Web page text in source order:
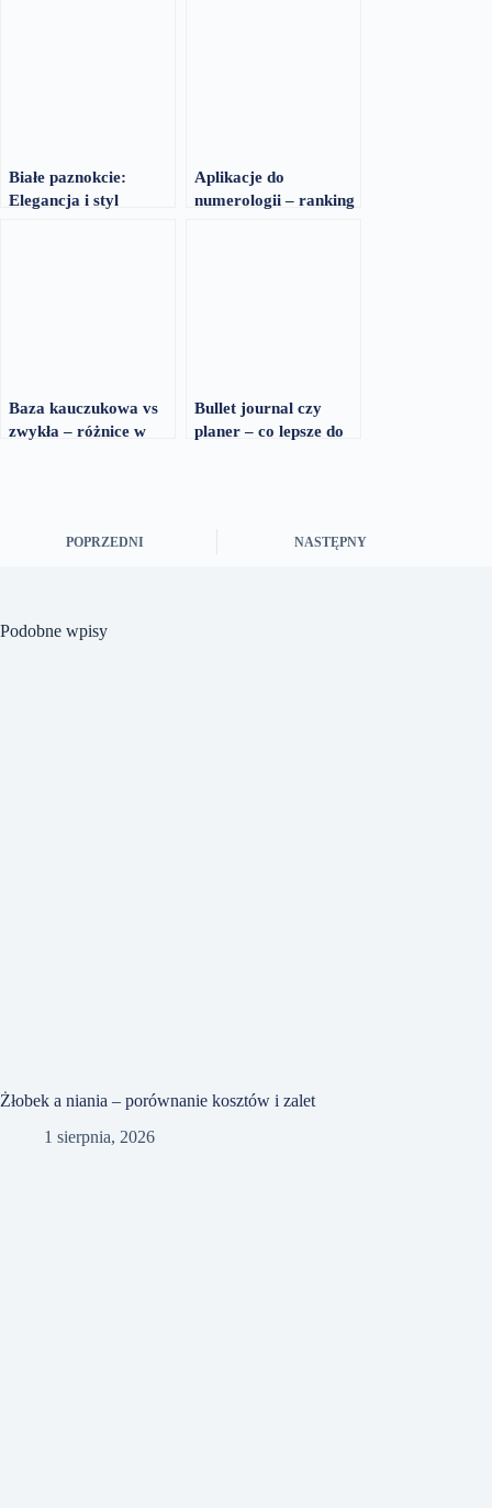
Białe paznokcie:
Elegancja i styl
Aplikacje do
numerologii – ranking
Baza kauczukowa vs
zwykła – różnice w
Bullet journal czy
planer – co lepsze do
POPRZEDNI NASTĘPNY
Podobne wpisy
Żłobek a niania – porównanie kosztów i zalet
1 sierpnia, 2026